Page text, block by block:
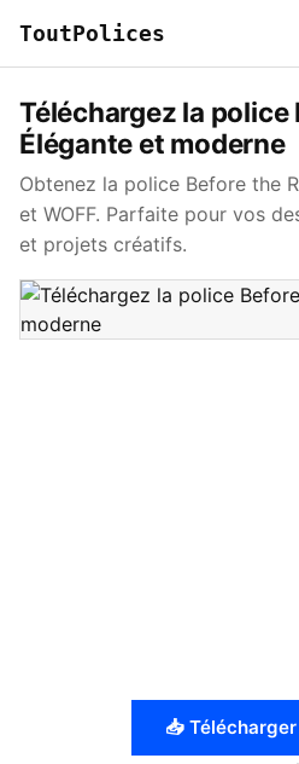
ToutPolices
Téléchargez la police
Élégante et moderne
Obtenez la police Before the
et WOFF. Parfaite pour vos
et projets créatifs.
📥